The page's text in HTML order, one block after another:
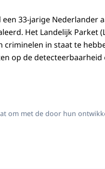
33-jarige Nederlander
Het Landelijk Parket
criminelen in staat te
op de detecteerbaarheid
om met de door hun